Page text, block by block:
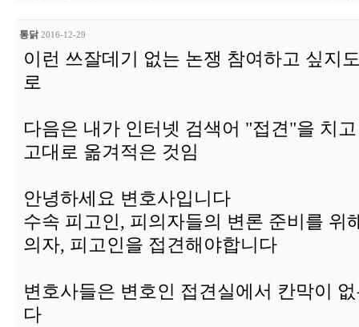
통닭 2016-12-29
이런 쓰잘데기 없는 논쟁 참여하고 싶지
로
다음은 내가 인터넷 검색어 "접견"을 치
고대로 옮겨적은 것임
안녕하세요 변호사입니다
수속 피고인, 피의자들의 변론 준비를 위
의자, 피고인을 접견해야합니다
변호사들은 변호인 접견실에서 칸막이
다